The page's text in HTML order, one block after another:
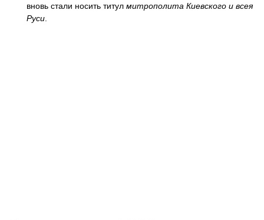
вновь стали носить титул митрополита Киевского и всея
Руси